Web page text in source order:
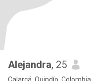
Alejandra, 25